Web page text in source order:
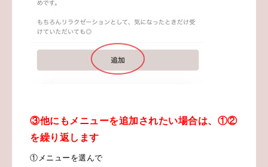
③他にもメニューを追加されたい場合は、①②
を繰り返します
①メニューを選んで